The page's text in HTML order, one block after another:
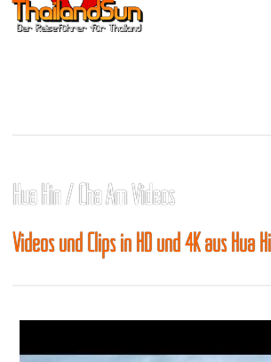
Hua Hin / Cha Am Videos
Videos und Clips in HD und 4K aus Hua